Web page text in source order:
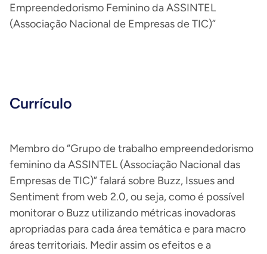
Empreendedorismo Feminino da ASSINTEL
(Associação Nacional de Empresas de TIC)”
Currículo
Membro do “Grupo de trabalho empreendedorismo
feminino da ASSINTEL (Associação Nacional das
Empresas de TIC)” falará sobre Buzz, Issues and
Sentiment from web 2.0, ou seja, como é possível
monitorar o Buzz utilizando métricas inovadoras
apropriadas para cada área temática e para macro
áreas territoriais. Medir assim os efeitos e a